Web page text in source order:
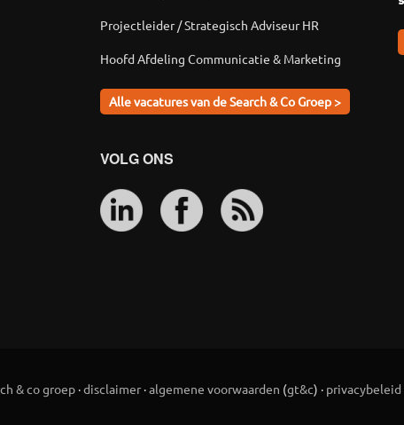
Projectleider / Strategisch Adviseur HR
Hoofd Afdeling Communicatie & Marketing
Alle vacatures van de Search & Co Groep >
VOLG ONS
& co groep ·disclaimer ·algemene voorwaarden (gt&c) · privacybeleid